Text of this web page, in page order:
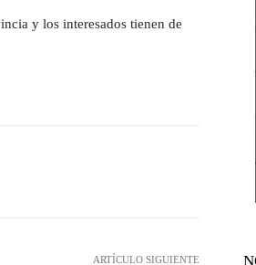
y los interesados tienen de
ARTÍCULO SIGUIENTE